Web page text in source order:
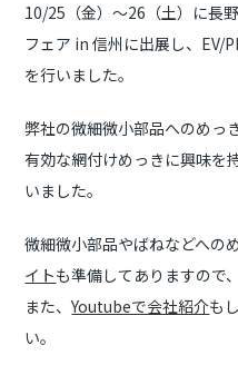
10/25（金）～26（土）に長
フェア in 信州に出展し、EV/
を行いました。
弊社の微細微小部品へのめっ
有効な網付けめっきに興味を
いました。
微細微小部品やばねなどへの
イトも準備してありますので
また、Youtubeで会社紹介も
い。